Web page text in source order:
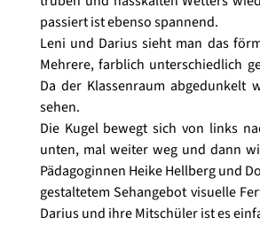
passiert ist ebenso spannend.
Leni und Darius sieht man das
Mehrere, farblich unterschiedlich
Da der Klassenraum abgedunkelt
sehen.
Die Kugel bewegt sich von links
unten, mal weiter weg und dann
Pädagoginnen Heike Hellberg und
gestaltetem Sehangebot visuelle
Darius und ihre Mitschüler ist es